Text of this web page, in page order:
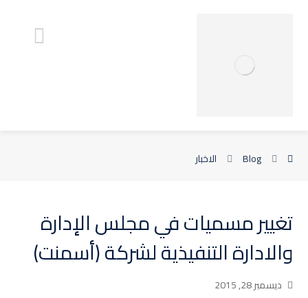
Blog الاخبار
تغيير مسميات في مجلس الإدارة
والادارة التنفيذية لشركة (أسمنت)
ديسمبر 28, 2015